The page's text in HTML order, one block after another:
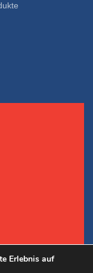
Erlebnis auf